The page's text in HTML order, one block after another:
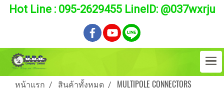
Hot Line : 095-2629455 LineID: @037wxrju
หน้าแรก สินค้าทั้งหมด
MULTIPOLE CONNECTORS